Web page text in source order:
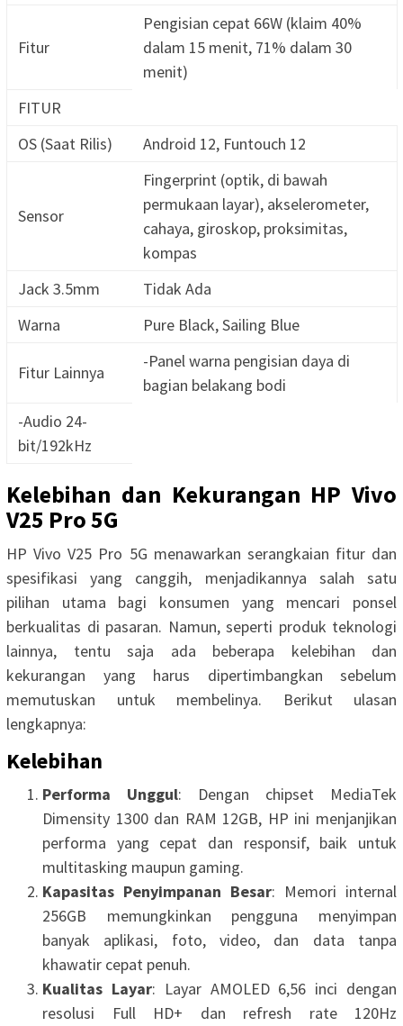
Fitur
Pengisian cepat 66W (klaim 40%
dalam 15 menit, 71% dalam 30
menit)
FITUR
OS (Saat Rilis)
Android 12, Funtouch 12
Sensor
Fingerprint (optik, di bawah
permukaan layar), akselerometer,
cahaya, giroskop, proksimitas,
kompas
Jack 3.5mm
Tidak Ada
Warna
Pure Black, Sailing Blue
Fitur Lainnya
-Panel warna pengisian daya di
bagian belakang bodi
-Audio 24-
bit/192kHz
Kelebihan dan Kekurangan HP Vivo
V25 Pro 5G
HP Vivo V25 Pro 5G menawarkan serangkaian fitur dan
spesifikasi yang canggih, menjadikannya salah satu
pilihan utama bagi konsumen yang mencari ponsel
berkualitas di pasaran. Namun, seperti produk teknologi
lainnya, tentu saja ada beberapa kelebihan dan
kekurangan yang harus dipertimbangkan sebelum
memutuskan untuk membelinya. Berikut ulasan
lengkapnya:
Kelebihan
Performa Unggul: Dengan chipset MediaTek
Dimensity 1300 dan RAM 12GB, HP ini menjanjikan
performa yang cepat dan responsif, baik untuk
multitasking maupun gaming.
Kapasitas Penyimpanan Besar: Memori internal
256GB memungkinkan pengguna menyimpan
banyak aplikasi, foto, video, dan data tanpa
khawatir cepat penuh.
Kualitas Layar: Layar AMOLED 6,56 inci dengan
resolusi Full HD+ dan refresh rate 120Hz